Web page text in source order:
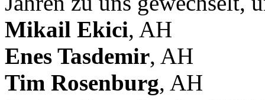
Mikail Ekici, AH
Enes Tasdemir, AH
Tim Rosenburg, AH